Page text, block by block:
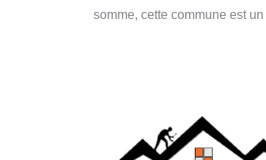
somme, cette commune est